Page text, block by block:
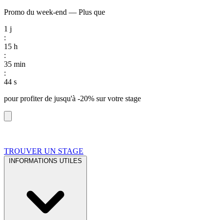
Promo du week-end — Plus que
1 j
:
15 h
:
35 min
:
43 s
pour profiter de jusqu'à -20% sur votre stage
TROUVER UN STAGE
INFORMATIONS UTILES